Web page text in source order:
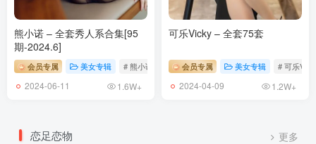
熊小诺 – 全套秀人系合集[95
期-2024.6]
会员专属 美女专辑 # 熊小诺
2024-06-11 1.6W+
可乐Vicky – 全套75套
会员专属 美女专辑 # 可乐
2024-04-09 1.2W+
恋足恋物 更多